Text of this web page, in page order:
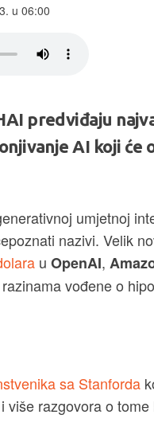
u 06:00
predviđaju
AI koji će
umjetnoj
nazivi. Velik
u OpenAI,
vođene o
sa Stanforda
razgovora o